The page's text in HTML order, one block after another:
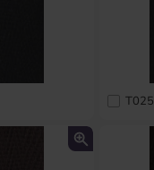
T025